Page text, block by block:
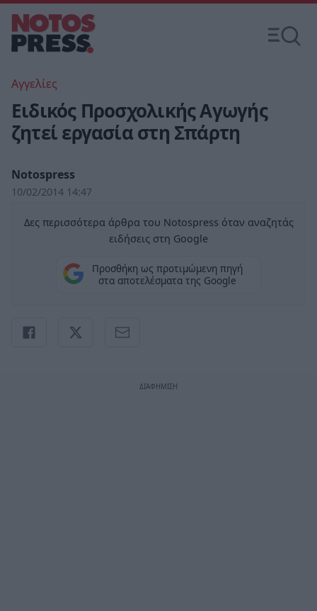
Αγγελίες
Ειδικός Προσχολικής Αγωγής
ζητεί εργασία στη Σπάρτη
Notospress
10/02/2014 14:47
Δες περισσότερα άρθρα του Notospress όταν αναζητάς
ειδήσεις στη Google
Προσθήκη ως προτιμώμενη πηγή
στα αποτελέσματα της Google